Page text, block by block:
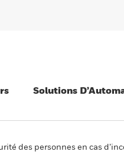
Solutions
des personnes en cas